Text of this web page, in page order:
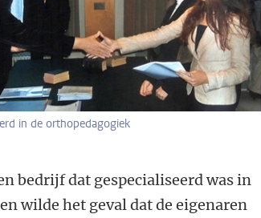
in de orthopedagogiek
bedrijf dat gespecialiseerd was in
wilde het geval dat de eigenaren